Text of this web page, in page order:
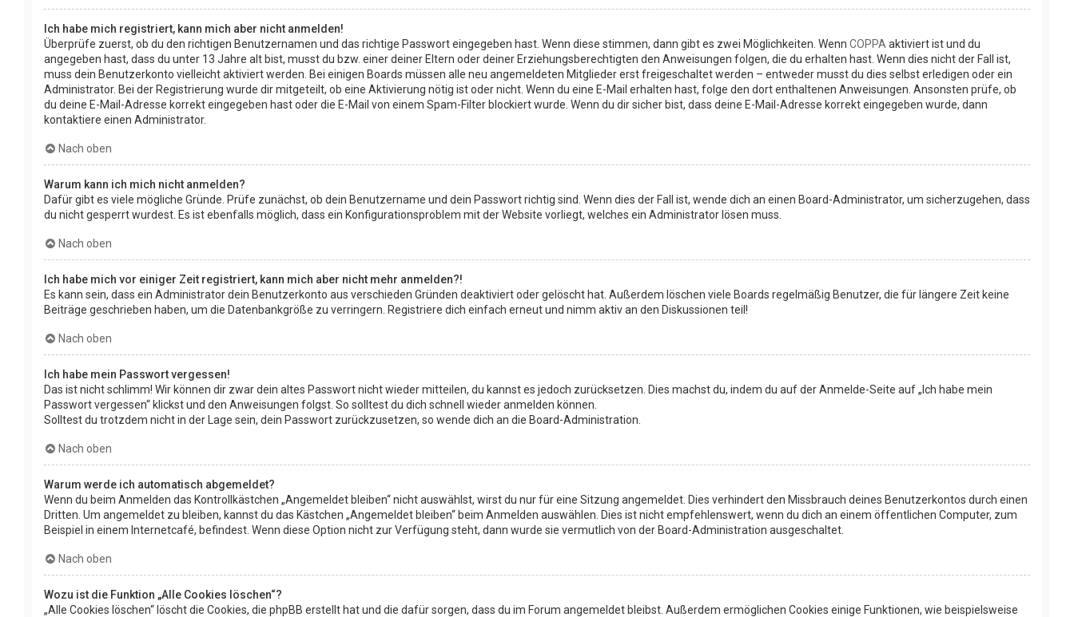
Ich habe mich registriert, kann mich aber nicht anmelden!
Überprüfe zuerst, ob du den richtigen Benutzernamen und das richtige Passwort eingegeben hast. Wenn diese stimmen, dann gibt es zwei Möglichkeiten. Wenn COPPA aktiviert ist und du
angegeben hast, dass du unter 13 Jahre alt bist, musst du bzw. einer deiner Eltern oder deiner Erziehungsberechtigten den Anweisungen folgen, die du erhalten hast. Wenn dies nicht der Fall ist,
muss dein Benutzerkonto vielleicht aktiviert werden. Bei einigen Boards müssen alle neu angemeldeten Mitglieder erst freigeschaltet werden – entweder musst du dies selbst erledigen oder ein
Administrator. Bei der Registrierung wurde dir mitgeteilt, ob eine Aktivierung nötig ist oder nicht. Wenn du eine E-Mail erhalten hast, folge den dort enthaltenen Anweisungen. Ansonsten prüfe, ob
du deine E-Mail-Adresse korrekt eingegeben hast oder die E-Mail von einem Spam-Filter blockiert wurde. Wenn du dir sicher bist, dass deine E-Mail-Adresse korrekt eingegeben wurde, dann
kontaktiere einen Administrator.
Nach oben
Warum kann ich mich nicht anmelden?
Dafür gibt es viele mögliche Gründe. Prüfe zunächst, ob dein Benutzername und dein Passwort richtig sind. Wenn dies der Fall ist, wende dich an einen Board-Administrator, um sicherzugehen, dass
du nicht gesperrt wurdest. Es ist ebenfalls möglich, dass ein Konfigurationsproblem mit der Website vorliegt, welches ein Administrator lösen muss.
Nach oben
Ich habe mich vor einiger Zeit registriert, kann mich aber nicht mehr anmelden?!
Es kann sein, dass ein Administrator dein Benutzerkonto aus verschieden Gründen deaktiviert oder gelöscht hat. Außerdem löschen viele Boards regelmäßig Benutzer, die für längere Zeit keine
Beiträge geschrieben haben, um die Datenbankgröße zu verringern. Registriere dich einfach erneut und nimm aktiv an den Diskussionen teil!
Nach oben
Ich habe mein Passwort vergessen!
Das ist nicht schlimm! Wir können dir zwar dein altes Passwort nicht wieder mitteilen, du kannst es jedoch zurücksetzen. Dies machst du, indem du auf der Anmelde-Seite auf „Ich habe mein
Passwort vergessen“ klickst und den Anweisungen folgst. So solltest du dich schnell wieder anmelden können.
Solltest du trotzdem nicht in der Lage sein, dein Passwort zurückzusetzen, so wende dich an die Board-Administration.
Nach oben
Warum werde ich automatisch abgemeldet?
Wenn du beim Anmelden das Kontrollkästchen „Angemeldet bleiben“ nicht auswählst, wirst du nur für eine Sitzung angemeldet. Dies verhindert den Missbrauch deines Benutzerkontos durch einen
Dritten. Um angemeldet zu bleiben, kannst du das Kästchen „Angemeldet bleiben“ beim Anmelden auswählen. Dies ist nicht empfehlenswert, wenn du dich an einem öffentlichen Computer, zum
Beispiel in einem Internetcafé, befindest. Wenn diese Option nicht zur Verfügung steht, dann wurde sie vermutlich von der Board-Administration ausgeschaltet.
Nach oben
Wozu ist die Funktion „Alle Cookies löschen“?
„Alle Cookies löschen“ löscht die Cookies, die phpBB erstellt hat und die dafür sorgen, dass du im Forum angemeldet bleibst. Außerdem ermöglichen Cookies einige Funktionen, wie beispielsweise